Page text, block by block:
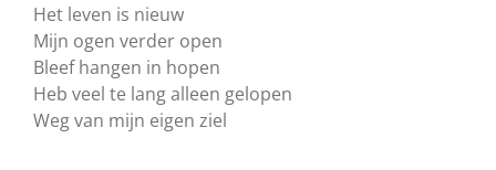
Het leven is nieuw
Mijn ogen verder open
Bleef hangen in hopen
Heb veel te lang alleen gelopen
Weg van mijn eigen ziel